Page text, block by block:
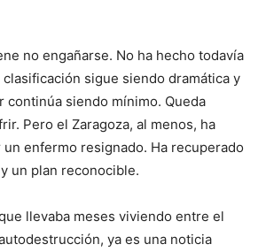
no engañarse. No ha hecho todavía
sigue siendo dramática y
continúa siendo mínimo. Queda
Pero el Zaragoza, al menos, ha
enfermo resignado. Ha recuperado
un plan reconocible.
llevaba meses viviendo entre el
ya es una noticia